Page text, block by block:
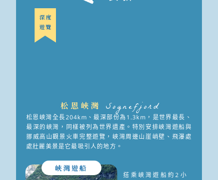
深度
遊覽
松恩峽灣 Sognefjord
松恩峽灣全長204km、最深部份為1.3km，是世界最長、
最深的峽灣，同樣被列為世界遺產。特別安排峽灣遊船與
挪威高山觀景火車完整遊覽，峽灣周邊山崖峭壁、飛瀑處
處壯麗美景是它最吸引人的地方。
峽灣遊船
搭乘峽灣遊船約2小